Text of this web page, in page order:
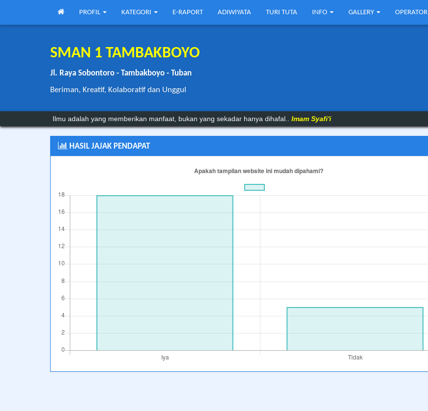
PROFIL KATEGORI E-RAPORT ADIWIYATA TURI TUTA INFO GALLERY OPERATOR
SMAN 1 TAMBAKBOYO
Jl. Raya Sobontoro - Tambakboyo - Tuban
Beriman, Kreatif, Kolaboratif dan Unggul
Ilmu adalah yang memberikan manfaat, bukan yang sekadar hanya dihafal.. Imam Syafi'i
HASIL JAJAK PENDAPAT